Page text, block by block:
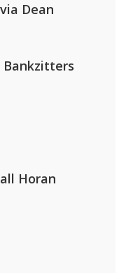
Dean
Bankzitters
Horan